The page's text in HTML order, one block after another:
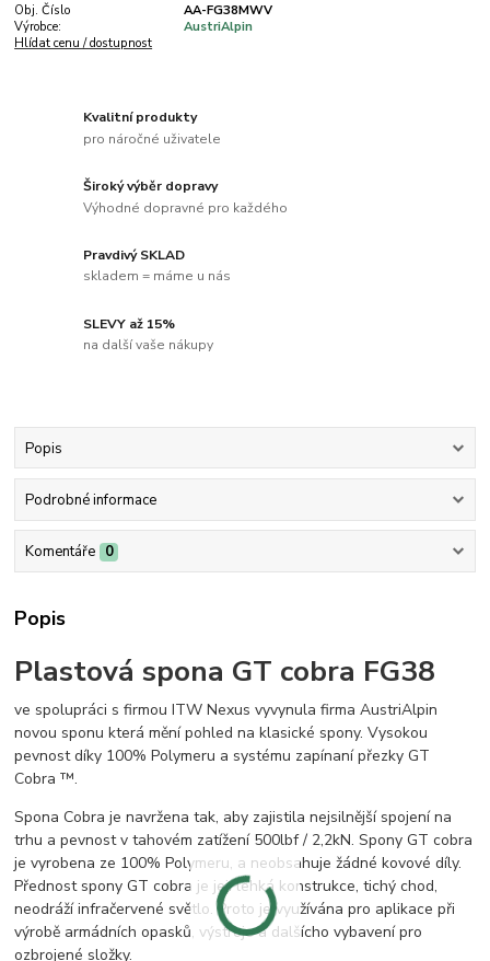
Obj. Číslo
AA-FG38MWV
Výrobce:
AustriAlpin
Hlídat cenu / dostupnost
Kvalitní produkty
pro náročné uživatele
Široký výběr dopravy
Výhodné dopravné pro každého
Pravdivý SKLAD
skladem = máme u nás
SLEVY až 15%
na další vaše nákupy
Popis
Podrobné informace
Komentáře 0
Popis
Plastová spona GT cobra FG38
ve spolupráci s firmou ITW Nexus vyvynula firma AustriAlpin
novou sponu která mění pohled na klasické spony. Vysokou
pevnost díky 100% Polymeru a systému zapínaní přezky GT
Cobra ™.
Spona Cobra je navržena tak, aby zajistila nejsilnější spojení na
trhu a pevnost v tahovém zatížení 500lbf / 2,2kN. Spony GT cobra
je vyrobena ze 100% Polymeru, a neobsahuje žádné kovové díly.
Přednost spony GT cobra je její lehká konstrukce, tichý chod,
neodráží infračervené světlo. Proto je využívána pro aplikace při
výrobě armádních opasků, výstroje a dalšícho vybavení pro
ozbrojené složky.